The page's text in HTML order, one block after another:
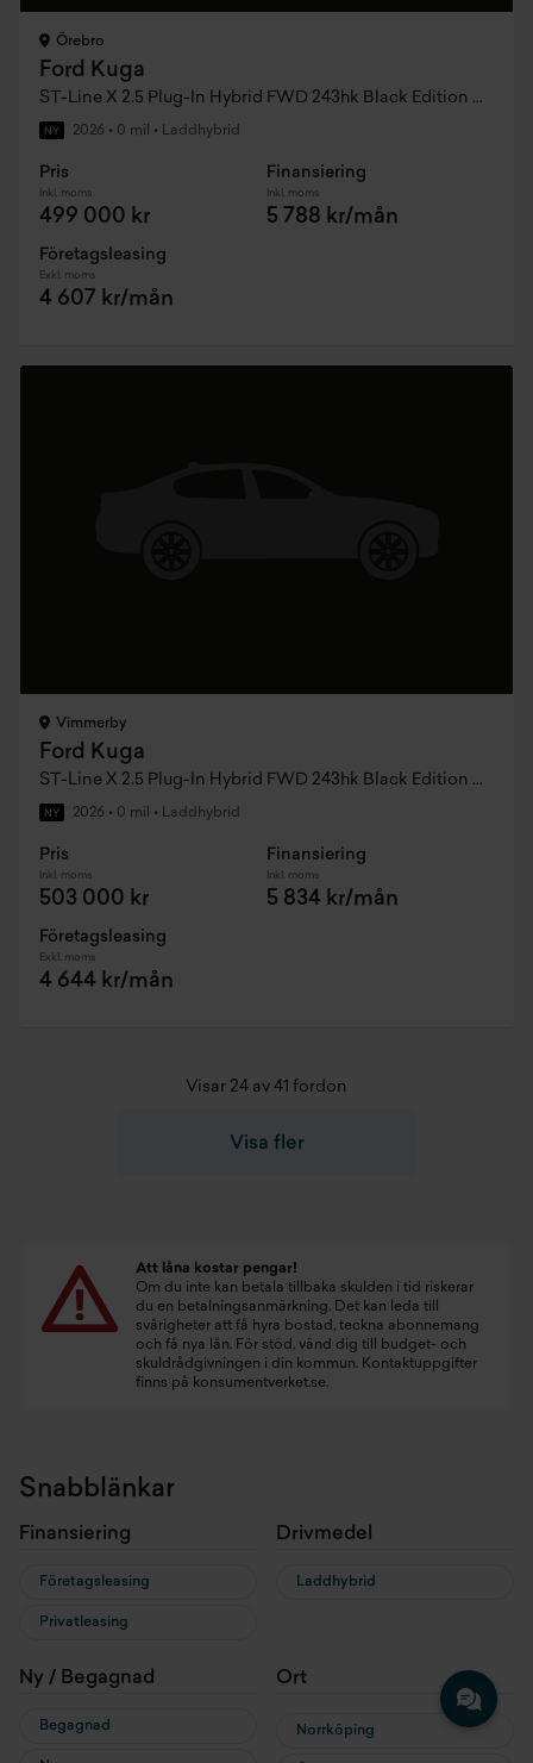
Örebro
Ford Kuga
ST-Line X 2.5 Plug-In Hybrid FWD 243hk Black Edition CVT
NY 2026 • 0 mil • Laddhybrid
Pris
Inkl. moms
499 000 kr
Finansiering
Inkl. moms
5 788 kr/mån
Företagsleasing
Exkl. moms
4 607 kr/mån
Vimmerby
Ford Kuga
ST-Line X 2.5 Plug-In Hybrid FWD 243hk Black Edition CVT
NY 2026 • 0 mil • Laddhybrid
Pris
Inkl. moms
503 000 kr
Finansiering
Inkl. moms
5 834 kr/mån
Företagsleasing
Exkl. moms
4 644 kr/mån
Visar 24 av 41 fordon
Visa fler
Att låna kostar pengar!
Om du inte kan betala tillbaka skulden i tid riskerar
du en betalningsanmärkning. Det kan leda till
svårigheter att få hyra bostad, teckna abonnemang
och få nya lån. För stöd, vänd dig till budget- och
skuldrådgivningen i din kommun. Kontaktuppgifter
finns på konsumentverket.se.
Snabblänkar
Finansiering
Företagsleasing
Privatleasing
Drivmedel
Laddhybrid
Ny / Begagnad
Begagnad
Ort
Norrköping